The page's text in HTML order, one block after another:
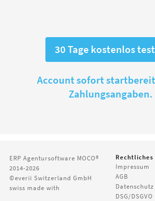
30 Tage kostenlos
Account sofort
Zahlungsangaben.
ERP Agentursoftware MOCO®
2014-2026
©everii Switzerland GmbH
swiss made with
Rechtliches
Impressum
AGB
Datenschutz
DSG/DSGVO